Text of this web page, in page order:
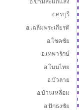
อ.ครบุรี
อ.เฉลิมพระเกียรติ
อ.โชคชัย
อ.เทพารักษ์
อ.โนนไทย
อ.บัวลาย
อ.บ้านเหลื่อม
อ.ปักธงชัย